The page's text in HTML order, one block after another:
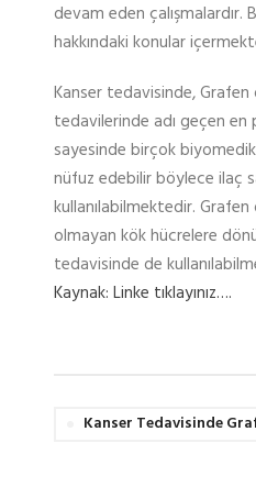
devam eden
hakkındaki konular
Kanser tedavisinde,
tedavilerinde adı geçen
sayesinde birçok
nüfuz edebilir böylece ilaç
kullanılabilmektedir.
olmayan kök hücrelere
tedavisinde de
Kaynak: Linke tıklayınız….
Kanser Tedavisinde